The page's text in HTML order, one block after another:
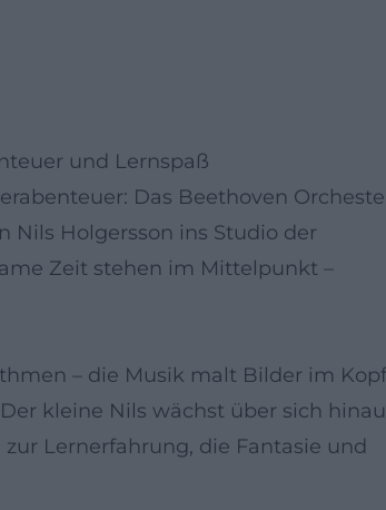
und Lernspaß
Das Beethoven
Nils Holgersson ins Studio der
Zeit stehen im Mittelpunkt –
– die Musik malt Bilder im
kleine Nils wächst über sich
Lernerfahrung, die Fantasie und